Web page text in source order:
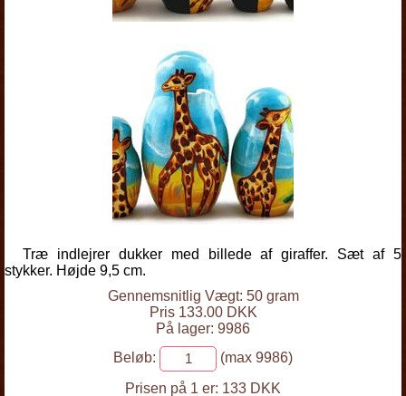
Træ indlejrer dukker med billede af giraffer. Sæt af 5
stykker. Højde 9,5 cm.
Gennemsnitlig Vægt: 50 gram
Pris 133.00 DKK
På lager: 9986
Beløb:
(max 9986)
Prisen på 1 er: 133 DKK